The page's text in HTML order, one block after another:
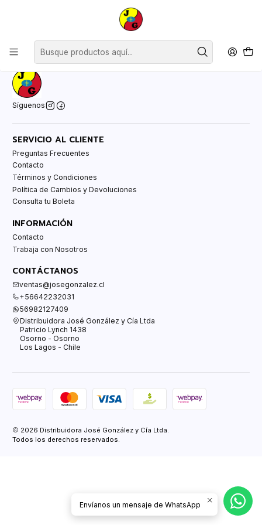
Disponible sólo Retiro en Tienda Osorno.
Contacto
Síguenos
SERVICIO AL CLIENTE
Preguntas Frecuentes
Contacto
Términos y Condiciones
Política de Cambios y Devoluciones
Consulta tu Boleta
INFORMACIÓN
Contacto
Trabaja con Nosotros
CONTÁCTANOS
ventas@josegonzalez.cl
+56642232031
56982127409
Distribuidora José González y Cía Ltda
Patricio Lynch 1438
Osorno - Osorno
Los Lagos - Chile
2026 Distribuidora José González y Cía Ltda.
Todos los derechos reservados.
Envíanos un mensaje de WhatsApp